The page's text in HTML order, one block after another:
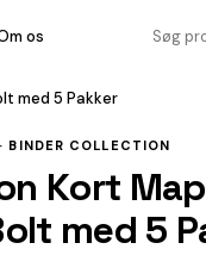
os
med 5 Pakker
BINDER COLLECTION
Kort
med 5